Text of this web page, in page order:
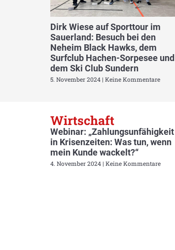
Dirk Wiese auf Sporttour im
Sauerland: Besuch bei den
Neheim Black Hawks, dem
Surfclub Hachen-Sorpesee und
dem Ski Club Sundern
5. November 2024 Keine Kommentare
Wirtschaft
Webinar: „Zahlungsunfähigkeit
in Krisenzeiten: Was tun, wenn
mein Kunde wackelt?“
4. November 2024 Keine Kommentare